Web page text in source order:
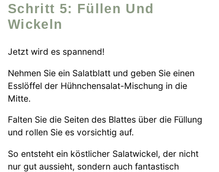
Schritt 5: Füllen Und
Wickeln
Jetzt wird es spannend!
Nehmen Sie ein Salatblatt und geben Sie einen
Esslöffel der Hühnchensalat-Mischung in die
Mitte.
Falten Sie die Seiten des Blattes über die Füllung
und rollen Sie es vorsichtig auf.
So entsteht ein köstlicher Salatwickel, der nicht
nur gut aussieht, sondern auch fantastisch